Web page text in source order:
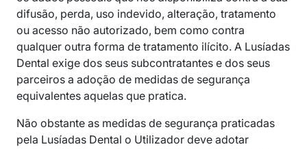
difusão, perda, uso indevido, alteração, tratamento
ou acesso não autorizado, bem como contra
qualquer outra forma de tratamento ilícito. A Lusíadas
Dental exige dos seus subcontratantes e dos seus
parceiros a adoção de medidas de segurança
equivalentes aquelas que pratica.
Não obstante as medidas de segurança praticadas
pela Lusíadas Dental o Utilizador deve adotar